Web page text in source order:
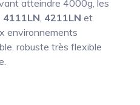
atteindre 4000g, les
4111LN, 4211LN et
environnements
robuste très flexible